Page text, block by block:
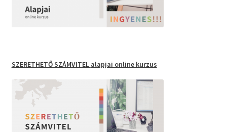
SZERETHETŐ SZÁMVITEL alapjai online kurzus